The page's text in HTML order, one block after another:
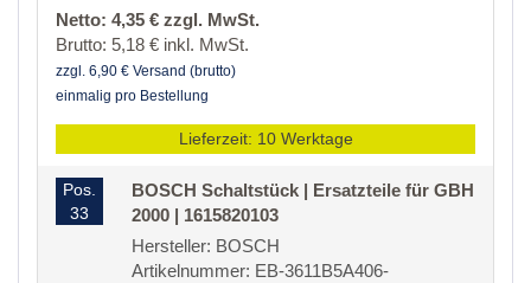
Netto: 4,35 € zzgl. MwSt.
Brutto: 5,18 € inkl. MwSt.
zzgl. 6,90 € Versand (brutto)
einmalig pro Bestellung
Lieferzeit: 10 Werktage
Pos.
33
BOSCH Schaltstück | Ersatzteile für GBH
2000 | 1615820103
Hersteller: BOSCH
Artikelnummer: EB-3611B5A406-